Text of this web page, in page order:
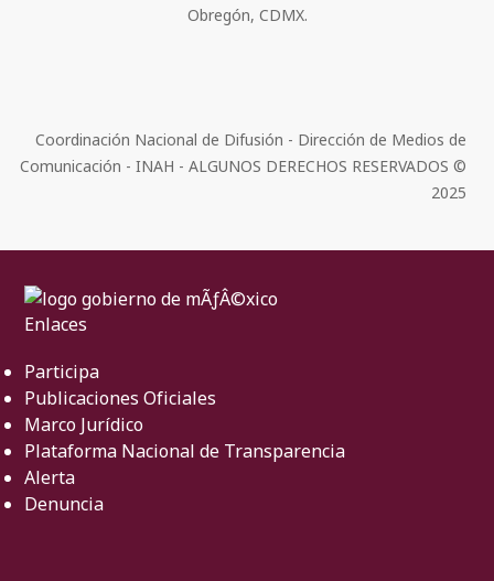
Obregón, CDMX.
Coordinación Nacional de Difusión - Dirección de Medios de
Comunicación - INAH - ALGUNOS DERECHOS RESERVADOS ©
2025
Enlaces
Participa
Publicaciones Oficiales
Marco Jurídico
Plataforma Nacional de Transparencia
Alerta
Denuncia